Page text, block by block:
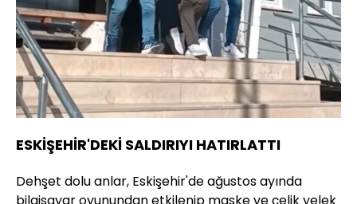
ESKİŞEHİR'DEKİ SALDIRIYI HATIRLATTI
Dehşet dolu anlar, Eskişehir'de ağustos ayında